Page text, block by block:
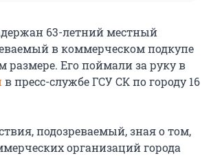
63-летний местный
в коммерческом подкупе
размере. Его поймали за руку в
в пресс-службе ГСУ СК по городу 16
подозреваемый, зная о том,
организаций города